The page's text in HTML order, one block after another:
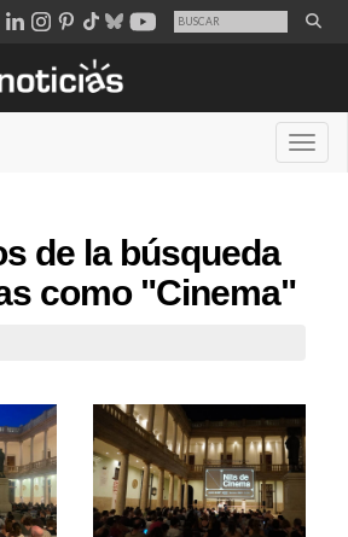
de la búsqueda
como "Cinema"